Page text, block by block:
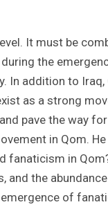
It must be
the
addition to
as a strong
pave the way
in Qom.
fanaticism in
and the
of